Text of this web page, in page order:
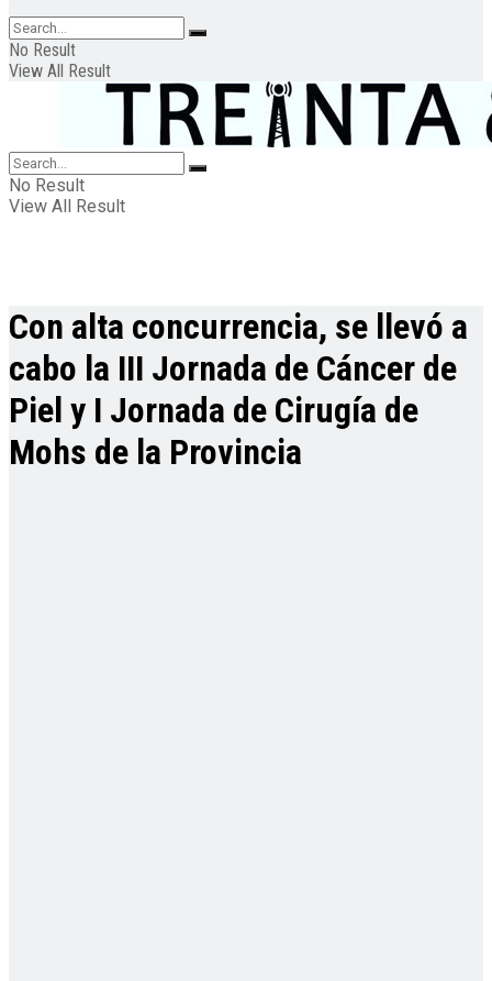
No Result
View All Result
No Result
View All Result
Con alta concurrencia, se llevó a
cabo la III Jornada de Cáncer de
Piel y I Jornada de Cirugía de
Mohs de la Provincia